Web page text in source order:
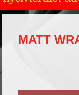
MATT